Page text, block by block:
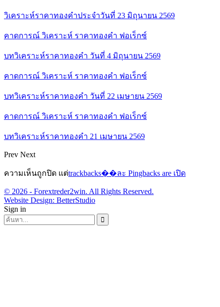
วิเคราะห์ราคาทองคำประจำวันที่ 23 มิถุนายน 2569
คาดการณ์ วิเคราะห์ ราคาทองคำ ฟอเร็กซ์
บทวิเคราะห์ราคาทองคำ วันที่ 4 มิถุนายน 2569
คาดการณ์ วิเคราะห์ ราคาทองคำ ฟอเร็กซ์
บทวิเคราะห์ราคาทองคำ วันที่ 22 เมษายน 2569
คาดการณ์ วิเคราะห์ ราคาทองคำ ฟอเร็กซ์
บทวิเคราะห์ราคาทองคำ 21 เมษายน 2569
Prev Next
ความเห็นถูกปิด แต่trackbacks��ละ Pingbacks are เปิด
© 2026 - Forextreder2win. All Rights Reserved.
Website Design: BetterStudio
Sign in